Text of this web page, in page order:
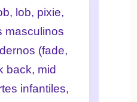
lob, pixie,
masculinos
(fade,
back, mid
infantiles,